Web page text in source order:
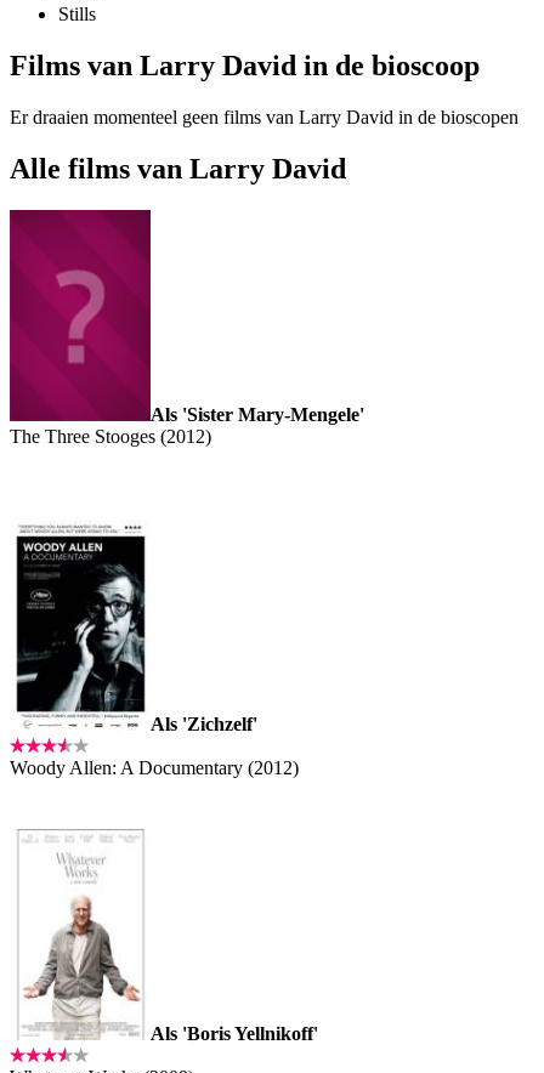
Stills
Films van Larry David in de bioscoop
Er draaien momenteel geen films van Larry David in de bioscopen
Alle films van Larry David
Als 'Sister Mary-Mengele'
The Three Stooges (2012)
Als 'Zichzelf'
Woody Allen: A Documentary (2012)
Als 'Boris Yellnikoff'